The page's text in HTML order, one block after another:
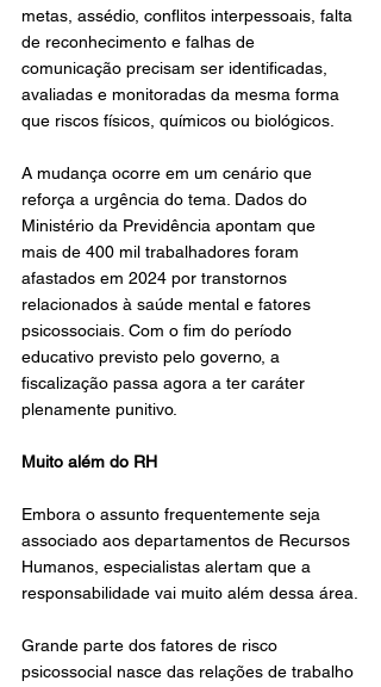
metas, assédio, conflitos interpessoais, falta
de reconhecimento e falhas de
comunicação precisam ser identificadas,
avaliadas e monitoradas da mesma forma
que riscos físicos, químicos ou biológicos.
A mudança ocorre em um cenário que
reforça a urgência do tema. Dados do
Ministério da Previdência apontam que
mais de 400 mil trabalhadores foram
afastados em 2024 por transtornos
relacionados à saúde mental e fatores
psicossociais. Com o fim do período
educativo previsto pelo governo, a
fiscalização passa agora a ter caráter
plenamente punitivo.
Muito além do RH
Embora o assunto frequentemente seja
associado aos departamentos de Recursos
Humanos, especialistas alertam que a
responsabilidade vai muito além dessa área.
Grande parte dos fatores de risco
psicossocial nasce das relações de trabalho